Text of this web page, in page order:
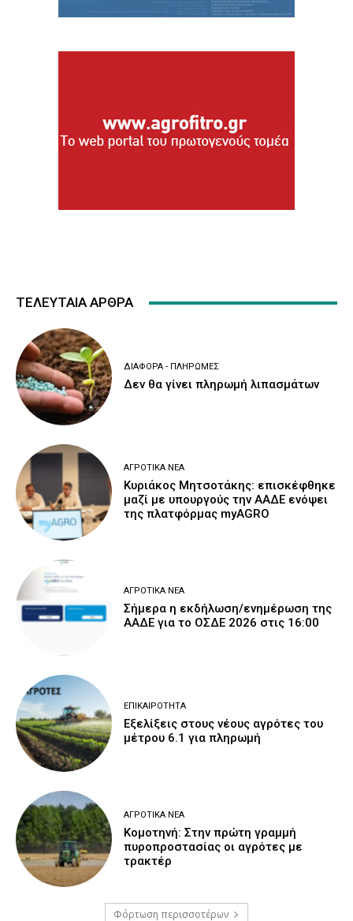
ΤΕΛΕΥΤΑΙΑ ΑΡΘΡΑ
ΔΙΆΦΟΡΑ - ΠΛΗΡΩΜΈΣ
Δεν θα γίνει πληρωμή λιπασμάτων
ΑΓΡΟΤΙΚΆ ΝΈΑ
Κυριάκος Μητσοτάκης: επισκέφθηκε
μαζί με υπουργούς την ΑΑΔΕ ενόψει
της πλατφόρμας myAGRO
ΑΓΡΟΤΙΚΆ ΝΈΑ
Σήμερα η εκδήλωση/ενημέρωση της
ΑΑΔΕ για το ΟΣΔΕ 2026 στις 16:00
ΕΠΙΚΑΙΡΌΤΗΤΑ
Εξελίξεις στους νέους αγρότες του
μέτρου 6.1 για πληρωμή
ΑΓΡΟΤΙΚΆ ΝΈΑ
Κομοτηνή: Στην πρώτη γραμμή
πυροπροστασίας οι αγρότες με
τρακτέρ
Φόρτωση περισσοτέρων